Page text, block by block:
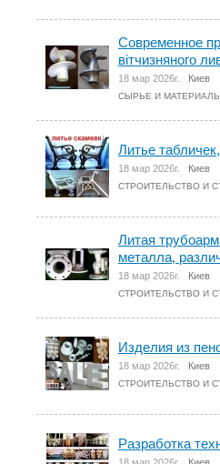
Современное
вітчизняного
18 мар 2026г. Киев
СЫРЬЕ И МАТЕРИАЛЫ
Литье
18 мар 2026г. Киев
СТРОИТЕЛЬСТВО И
Литая
металла,
18 мар 2026г. Киев
СТРОИТЕЛЬСТВО И
Изделия из
18 мар 2026г. Киев
СТРОИТЕЛЬСТВО И
Разработка